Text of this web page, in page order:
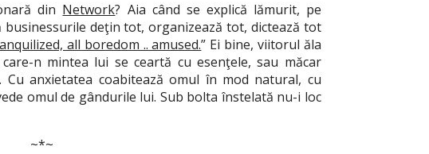
din Network? Aia când se explică lămurit, pe
deţin tot, organizează tot, dictează tot
all boredom .. amused.” Ei bine, viitorul ăla
n mintea lui se ceartă cu esenţele, sau măcar
anxietatea coabitează omul în mod natural, cu
omul de gândurile lui. Sub bolta înstelată nu-i loc
~*~